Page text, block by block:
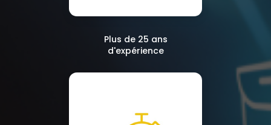
Plus de 25 ans
d'expérience